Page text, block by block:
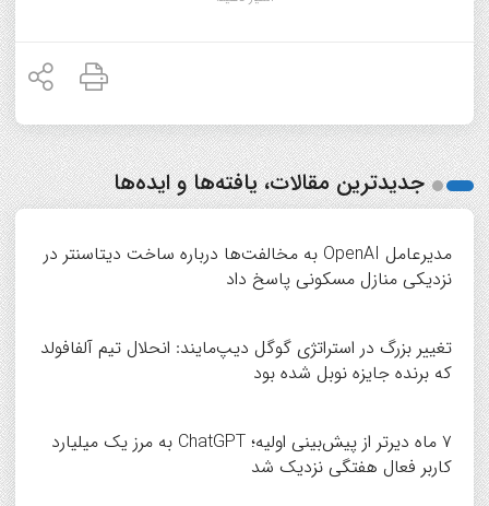
جدیدترین مقالات، یافته‌ها و ایده‌ها
مدیرعامل OpenAI به مخالفت‌ها درباره ساخت دیتاسنتر در
نزدیکی منازل مسکونی پاسخ داد
تغییر بزرگ در استراتژی گوگل دیپ‌مایند: انحلال تیم آلفافولد
که برنده جایزه نوبل شده بود
۷ ماه دیرتر از پیش‌بینی اولیه؛ ChatGPT به مرز یک میلیارد
کاربر فعال هفتگی نزدیک شد